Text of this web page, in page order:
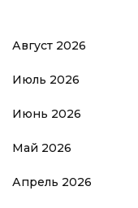
Август 2026
Июль 2026
Июнь 2026
Май 2026
Апрель 2026